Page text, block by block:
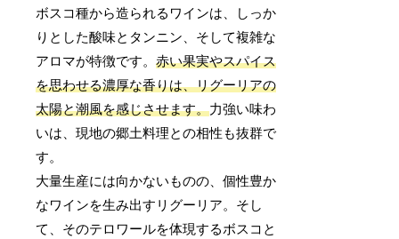
ボスコ種から造られるワインは、しっか
りとした酸味とタンニン、そして複雑な
アロマが特徴です。赤い果実やスパイス
を思わせる濃厚な香りは、リグーリアの
太陽と潮風を感じさせます。力強い味わ
いは、現地の郷土料理との相性も抜群で
す。
大量生産には向かないものの、個性豊か
なワインを生み出すリグーリア。そし
て、そのテロワールを体現するボスコと